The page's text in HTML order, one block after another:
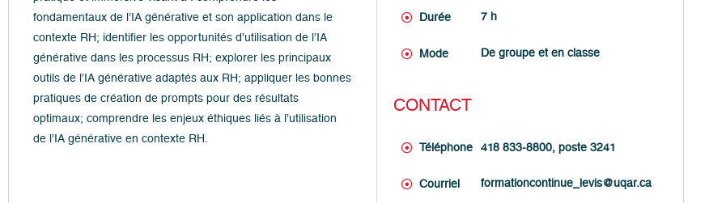
fondamentaux de l’IA générative et son application dans le
contexte RH; identifier les opportunités d’utilisation de l’IA
générative dans les processus RH; explorer les principaux
outils de l’IA générative adaptés aux RH; appliquer les bonnes
pratiques de création de prompts pour des résultats
optimaux; comprendre les enjeux éthiques liés à l’utilisation
de l’IA générative en contexte RH.
Durée 7 h
Mode De groupe et en classe
CONTACT
Téléphone 418 833-8800, poste 3241
Courriel formationcontinue_levis@uqar.ca